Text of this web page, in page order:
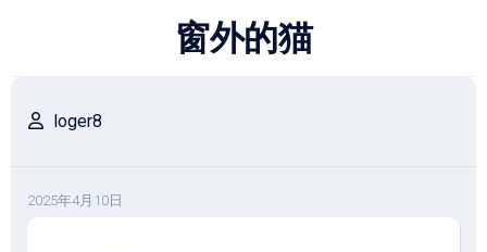
窗外的猫
loger8
2025年4月10日